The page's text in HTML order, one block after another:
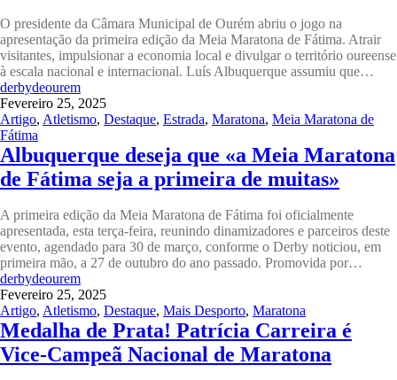
O presidente da Câmara Municipal de Ourém abriu o jogo na
apresentação da primeira edição da Meia Maratona de Fátima. Atrair
visitantes, impulsionar a economia local e divulgar o território oureense
à escala nacional e internacional. Luís Albuquerque assumiu que…
derbydeourem
Fevereiro 25, 2025
Artigo, Atletismo, Destaque, Estrada, Maratona, Meia Maratona de
Fátima
Albuquerque deseja que «a Meia Maratona
de Fátima seja a primeira de muitas»
A primeira edição da Meia Maratona de Fátima foi oficialmente
apresentada, esta terça-feira, reunindo dinamizadores e parceiros deste
evento, agendado para 30 de março, conforme o Derby noticiou, em
primeira mão, a 27 de outubro do ano passado. Promovida por…
derbydeourem
Fevereiro 25, 2025
Artigo, Atletismo, Destaque, Mais Desporto, Maratona
Medalha de Prata! Patrícia Carreira é
Vice-Campeã Nacional de Maratona